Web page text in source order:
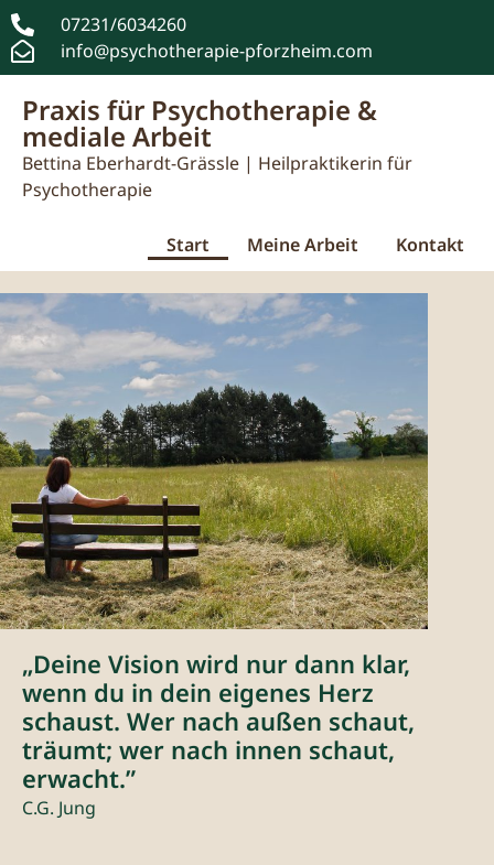
07231/6034260
info@psychotherapie-pforzheim.com​
Praxis für Psychotherapie &
mediale Arbeit
Bettina Eberhardt-Grässle | Heilpraktikerin für
Psychotherapie
Start Meine Arbeit Kontakt
„Deine Vision wird nur dann klar,
wenn du in dein eigenes Herz
schaust. Wer nach außen schaut,
träumt; wer nach innen schaut,
erwacht.”
C.G. Jung